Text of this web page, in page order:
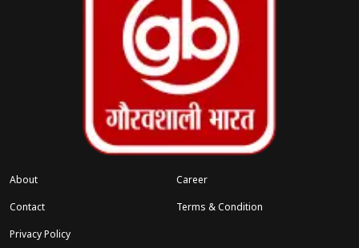
कोई भी पक्ष विदेशों में भारतीयों के सम्मान की गारंटी नहीं
देता। उन्होंने लिखा, “आपको लग सकता है कि अगला चुनाव
इस समस्या को ठीक कर देगा, लेकिन आपकी पसंद ऐसे
लोगों के बीच होगी जो हमारी भारतीय सभ्यता से नफरत
करते हैं और ऐसे लोगों के बीच जो सभ्यता से ही नफरत
संबंधित खबरें
‹
About
Career
Contact
Terms & Condition
Privacy Policy